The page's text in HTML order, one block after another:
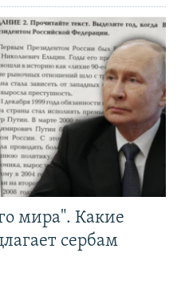
мира". Какие
сербам